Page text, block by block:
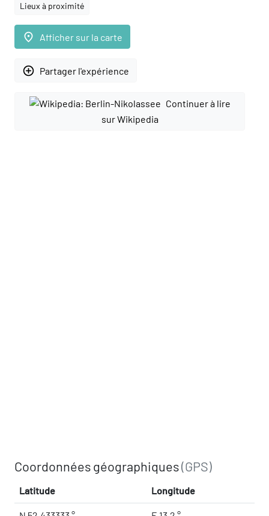
Lieux à proximité
place Afficher sur la carte
add_circle_outline Partager l'expérience
Continuer à lire
sur Wikipedia
Coordonnées géographiques(GPS)
Latitude Longitude